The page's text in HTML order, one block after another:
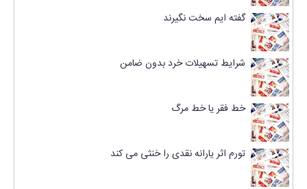
گفته ایم سخت نگیرند
شرایط تسهیلات خرد بدون ضامن
خط فقر یا خط مرگ
تورم اثر یارانه نقدی را خنثی می کند